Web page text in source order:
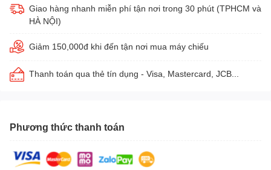
Giao hàng nhanh miễn phí tận nơi trong 30 phút (TPHCM và
HÀ NỘI)
Giảm 150,000đ khi đến tận nơi mua máy chiếu
Thanh toán qua thẻ tín dụng - Visa, Mastercard, JCB...
Phương thức thanh toán